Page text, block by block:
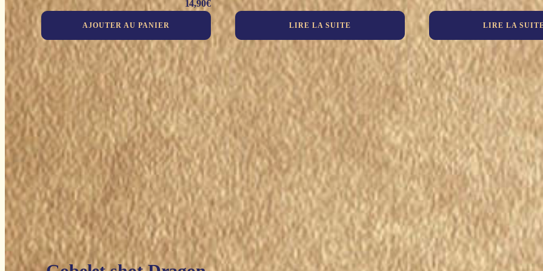
14,90€
AJOUTER AU PANIER LIRE LA SUITE LIRE LA